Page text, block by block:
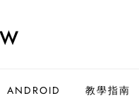
ANDROID 教學指南